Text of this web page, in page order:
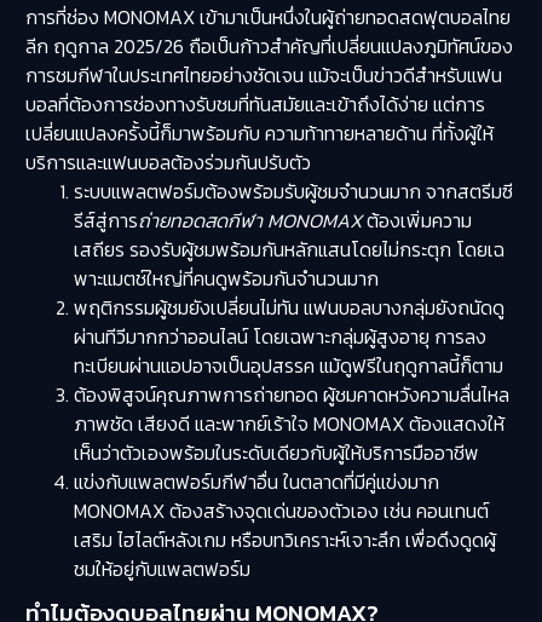
การที่ช่อง MONOMAX เข้ามาเป็นหนึ่งในผู้ถ่ายทอดสดฟุตบอลไทย
ลีก ฤดูกาล 2025/26 ถือเป็นก้าวสำคัญที่เปลี่ยนแปลงภูมิทัศน์ของ
การชมกีฬาในประเทศไทยอย่างชัดเจน แม้จะเป็นข่าวดีสำหรับแฟน
บอลที่ต้องการช่องทางรับชมที่ทันสมัยและเข้าถึงได้ง่าย แต่การ
เปลี่ยนแปลงครั้งนี้ก็มาพร้อมกับ ความท้าทายหลายด้าน ที่ทั้งผู้ให้
บริการและแฟนบอลต้องร่วมกันปรับตัว
ระบบแพลตฟอร์มต้องพร้อมรับผู้ชมจำนวนมาก จากสตรีมซี
รีส์สู่การถ่ายทอดสดกีฬา MONOMAXต้องเพิ่มความ
เสถียร รองรับผู้ชมพร้อมกันหลักแสนโดยไม่กระตุก โดยเฉ
พาะแมตช์ใหญ่ที่คนดูพร้อมกันจำนวนมาก
พฤติกรรมผู้ชมยังเปลี่ยนไม่ทัน แฟนบอลบางกลุ่มยังถนัดดู
ผ่านทีวีมากกว่าออนไลน์ โดยเฉพาะกลุ่มผู้สูงอายุ การลง
ทะเบียนผ่านแอปอาจเป็นอุปสรรค แม้ดูฟรีในฤดูกาลนี้ก็ตาม
ต้องพิสูจน์คุณภาพการถ่ายทอด ผู้ชมคาดหวังความลื่นไหล
ภาพชัด เสียงดี และพากย์เร้าใจ MONOMAX ต้องแสดงให้
เห็นว่าตัวเองพร้อมในระดับเดียวกับผู้ให้บริการมืออาชีพ
แข่งกับแพลตฟอร์มกีฬาอื่น ในตลาดที่มีคู่แข่งมาก
MONOMAX ต้องสร้างจุดเด่นของตัวเอง เช่น คอนเทนต์
เสริม ไฮไลต์หลังเกม หรือบทวิเคราะห์เจาะลึก เพื่อดึงดูดผู้
ชมให้อยู่กับแพลตฟอร์ม
ทำไมต้องดูบอลไทยผ่าน MONOMAX?